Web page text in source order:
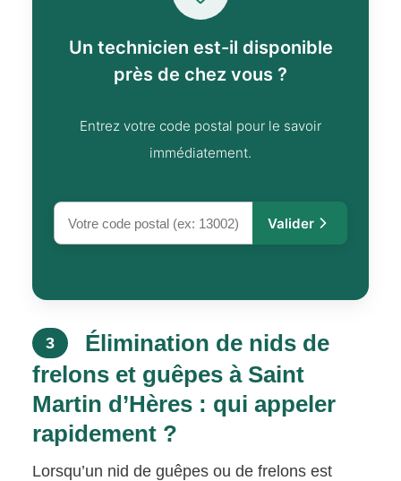
Un technicien est-il disponible
près de chez vous ?
Entrez votre code postal pour le savoir
immédiatement.
Valider
3
Élimination de nids de
frelons et guêpes à Saint
Martin d’Hères : qui appeler
rapidement ?
Lorsqu’un nid de guêpes ou de frelons est